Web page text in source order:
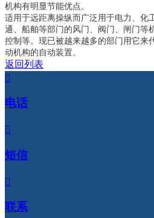
机构有明显节能优点。
适用于远距离操纵而广泛用于电力、化
通、船舶等部门的风门、阀门、闸门等
控制等。现已被越来越多的部门用它来
动机构的自动装置。
返回列表

电话

短信

联系